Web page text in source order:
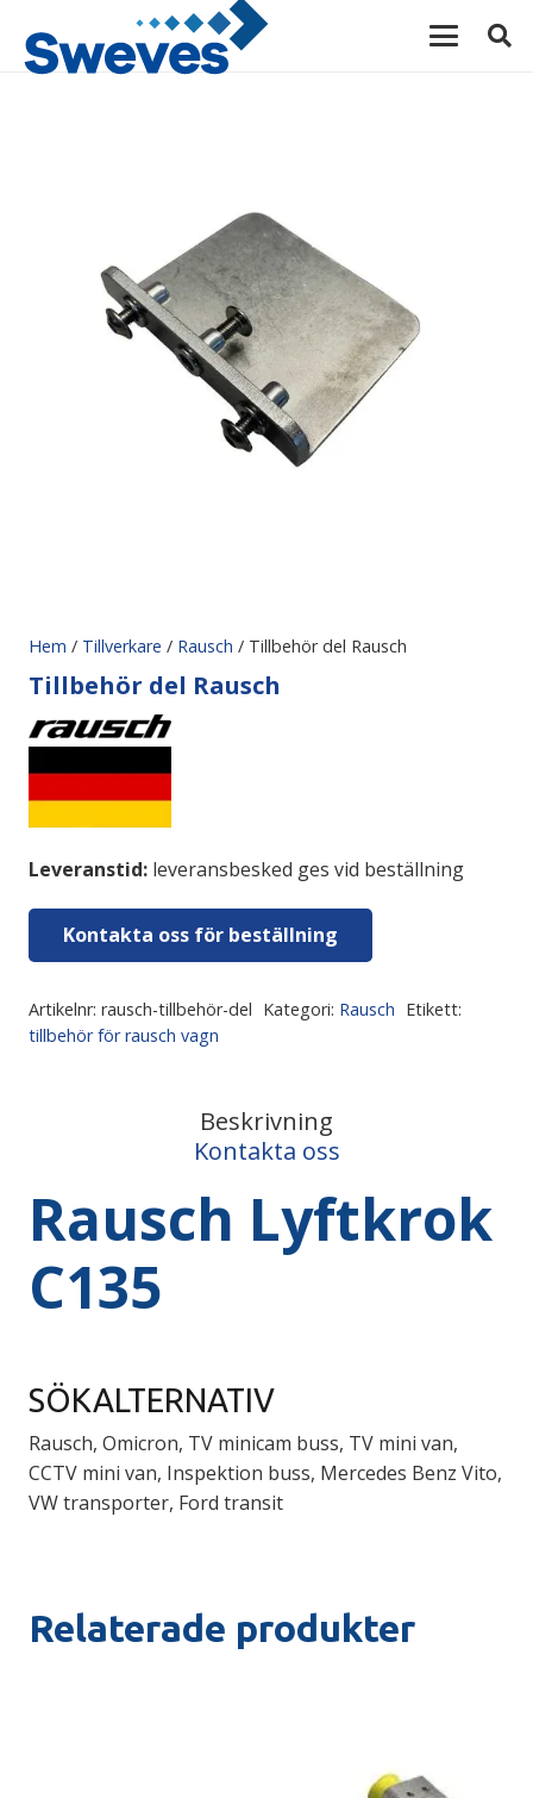
Hem / Tillverkare / Rausch / Tillbehör del Rausch
Tillbehör del Rausch
Leveranstid: leveransbesked ges vid beställning
Kontakta oss för beställning
Artikelnr: rausch-tillbehör-del Kategori: Rausch Etikett:
tillbehör för rausch vagn
Beskrivning
Kontakta oss
Rausch Lyftkrok
C135
SÖKALTERNATIV
Rausch, Omicron, TV minicam buss, TV mini van,
CCTV mini van, Inspektion buss, Mercedes Benz Vito,
VW transporter, Ford transit
Relaterade produkter